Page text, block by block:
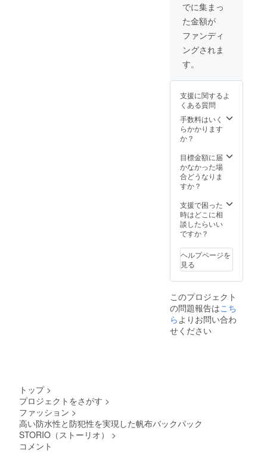
でに集まっ
た金額が
ファンディ
ングされま
す。
支援に関するよ
くある質問
手数料はいく
らかかります
か？
目標金額に届
かなかった場
合どうなりま
すか？
支援で困った
時はどこに相
談したらいい
ですか？
ヘルプページを
見る
このプロジェクト
の問題報告はこち
らよりお問い合わ
せください
トップ >
プロジェクトをさがす >
ファッション >
高い防水性と防犯性を実現した帆布バックパック
STORIO（ストーリオ）
>
コメント